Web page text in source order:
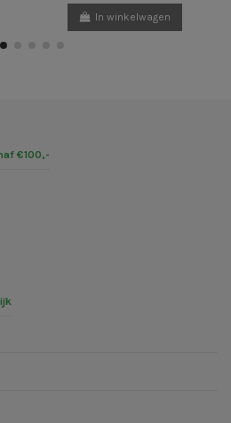
In winkelwagen
€100,-